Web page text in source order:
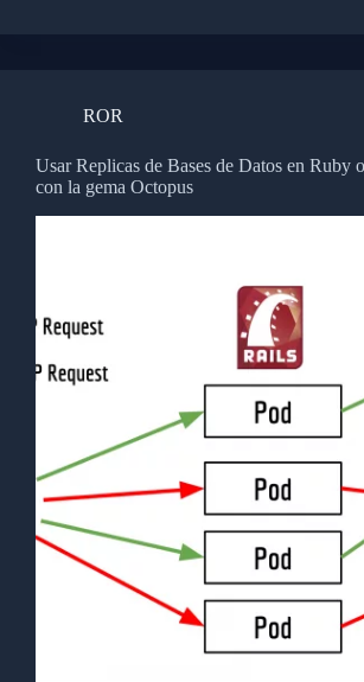
ROR
Usar Replicas de Bases de Datos en Ruby
con la gema Octopus